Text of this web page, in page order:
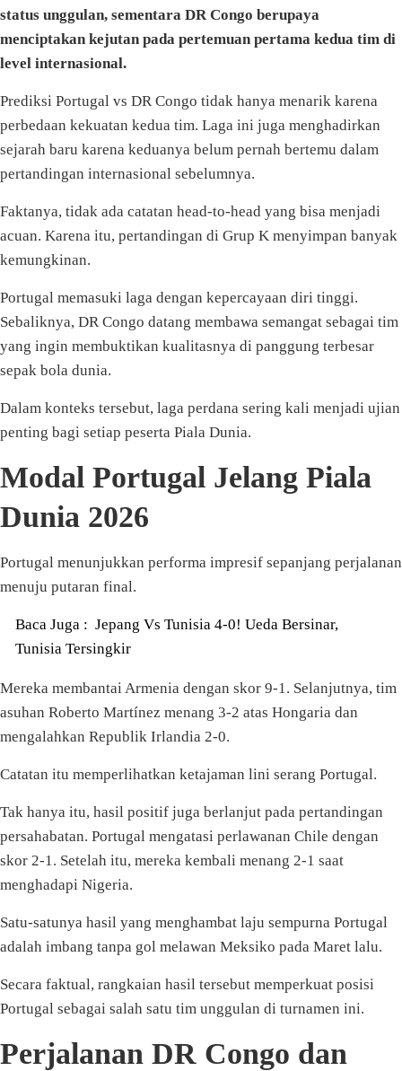
status unggulan, sementara DR Congo berupaya
menciptakan kejutan pada pertemuan pertama kedua tim di
level internasional.
Prediksi Portugal vs DR Congo tidak hanya menarik karena
perbedaan kekuatan kedua tim. Laga ini juga menghadirkan
sejarah baru karena keduanya belum pernah bertemu dalam
pertandingan internasional sebelumnya.
Faktanya, tidak ada catatan head-to-head yang bisa menjadi
acuan. Karena itu, pertandingan di Grup K menyimpan banyak
kemungkinan.
Portugal memasuki laga dengan kepercayaan diri tinggi.
Sebaliknya, DR Congo datang membawa semangat sebagai tim
yang ingin membuktikan kualitasnya di panggung terbesar
sepak bola dunia.
Dalam konteks tersebut, laga perdana sering kali menjadi ujian
penting bagi setiap peserta Piala Dunia.
Modal Portugal Jelang Piala
Dunia 2026
Portugal menunjukkan performa impresif sepanjang perjalanan
menuju putaran final.
Baca Juga : Jepang Vs Tunisia 4-0! Ueda Bersinar,
Tunisia Tersingkir
Mereka membantai Armenia dengan skor 9-1. Selanjutnya, tim
asuhan Roberto Martínez menang 3-2 atas Hongaria dan
mengalahkan Republik Irlandia 2-0.
Catatan itu memperlihatkan ketajaman lini serang Portugal.
Tak hanya itu, hasil positif juga berlanjut pada pertandingan
persahabatan. Portugal mengatasi perlawanan Chile dengan
skor 2-1. Setelah itu, mereka kembali menang 2-1 saat
menghadapi Nigeria.
Satu-satunya hasil yang menghambat laju sempurna Portugal
adalah imbang tanpa gol melawan Meksiko pada Maret lalu.
Secara faktual, rangkaian hasil tersebut memperkuat posisi
Portugal sebagai salah satu tim unggulan di turnamen ini.
Perjalanan DR Congo dan